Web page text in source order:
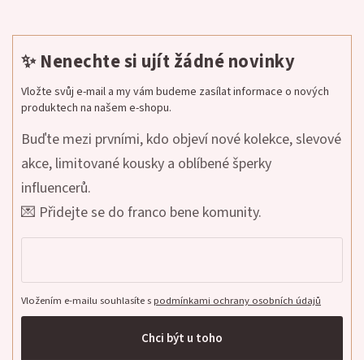
✨ Nenechte si ujít žádné novinky
Vložte svůj e-mail a my vám budeme zasílat informace o nových
produktech na našem e-shopu.
Buďte mezi prvními, kdo objeví nové kolekce, slevové
akce, limitované kousky a oblíbené šperky
influencerů.
💌 Přidejte se do franco bene komunity.
Vložením e-mailu souhlasíte s podmínkami ochrany osobních údajů
Chci být u toho